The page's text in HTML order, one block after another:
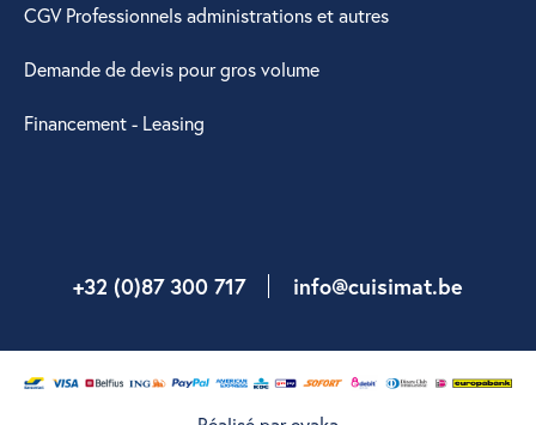
CGV Professionnels administrations et autres
Demande de devis pour gros volume
Financement - Leasing
+32 (0)87 300 717 info@cuisimat.be